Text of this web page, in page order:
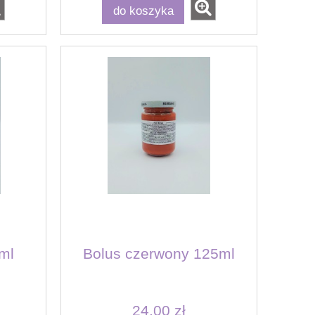
do koszyka
Bolus czerwony 125ml
24,00 zł